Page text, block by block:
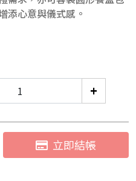
添心意與儀式感。
+
立即結帳